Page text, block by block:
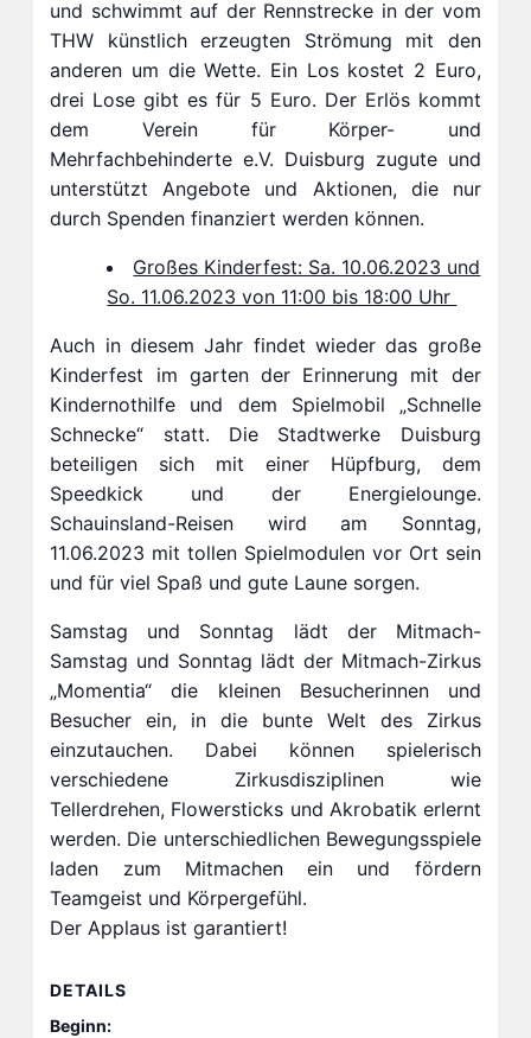
und schwimmt auf der Rennstrecke in der vom
THW künstlich erzeugten Strömung mit den
anderen um die Wette. Ein Los kostet 2 Euro,
drei Lose gibt es für 5 Euro. Der Erlös kommt
dem Verein für Körper- und
Mehrfachbehinderte e.V. Duisburg zugute und
unterstützt Angebote und Aktionen, die nur
durch Spenden finanziert werden können.
Großes Kinderfest: Sa. 10.06.2023 und
So. 11.06.2023 von 11:00 bis 18:00 Uhr
Auch in diesem Jahr findet wieder das große
Kinderfest im garten der Erinnerung mit der
Kindernothilfe und dem Spielmobil „Schnelle
Schnecke“ statt. Die Stadtwerke Duisburg
beteiligen sich mit einer Hüpfburg, dem
Speedkick und der Energielounge.
Schauinsland-Reisen wird am Sonntag,
11.06.2023 mit tollen Spielmodulen vor Ort sein
und für viel Spaß und gute Laune sorgen.
Samstag und Sonntag lädt der Mitmach-
Samstag und Sonntag lädt der Mitmach-Zirkus
„Momentia“ die kleinen Besucherinnen und
Besucher ein, in die bunte Welt des Zirkus
einzutauchen. Dabei können spielerisch
verschiedene Zirkusdisziplinen wie
Tellerdrehen, Flowersticks und Akrobatik erlernt
werden. Die unterschiedlichen Bewegungsspiele
laden zum Mitmachen ein und fördern
Teamgeist und Körpergefühl.
Der Applaus ist garantiert!
DETAILS
Beginn: